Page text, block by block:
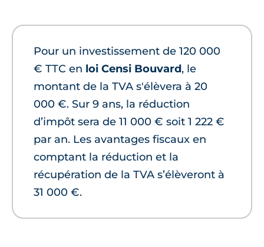
Pour un investissement de 120 000
€ TTC en loi Censi Bouvard, le
montant de la TVA s'élèvera à 20
000 €. Sur 9 ans, la réduction
d’impôt sera de 11 000 € soit 1 222 €
par an. Les avantages fiscaux en
comptant la réduction et la
récupération de la TVA s’élèveront à
31 000 €.